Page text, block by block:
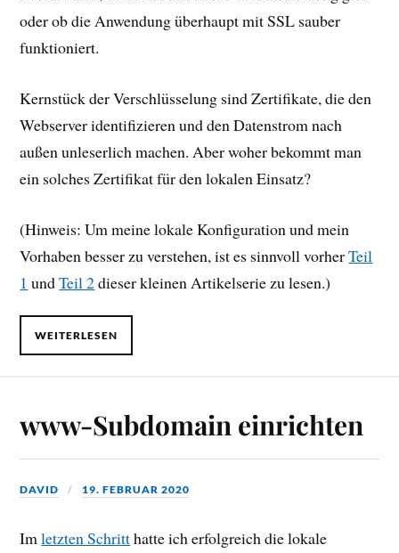
oder ob die Anwendung überhaupt mit SSL sauber
funktioniert.
Kernstück der Verschlüsselung sind Zertifikate, die den
Webserver identifizieren und den Datenstrom nach
außen unleserlich machen. Aber woher bekommt man
ein solches Zertifikat für den lokalen Einsatz?
(Hinweis: Um meine lokale Konfiguration und mein
Vorhaben besser zu verstehen, ist es sinnvoll vorherTeil
1 undTeil 2dieser kleinen Artikelserie zu lesen.)
WEITERLESEN
www-Subdomain einrichten
DAVID 19. FEBRUAR 2020
Imletzten Schritthatte ich erfolgreich die lokale